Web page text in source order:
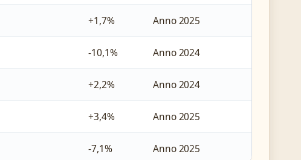
+1,7% Anno 2025
-10,1% Anno 2024
+2,2% Anno 2024
+3,4% Anno 2025
-7,1% Anno 2025